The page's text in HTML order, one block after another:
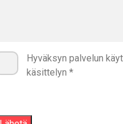
Hyväksyn palvelun
käsittelyn *